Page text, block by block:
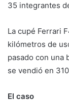
35 integrantes
La cupé Ferrari
kilómetros de
pasado con una
se vendió en
El caso